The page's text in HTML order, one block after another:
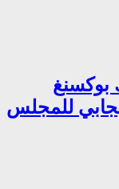
بوكسنغ
للمجلس